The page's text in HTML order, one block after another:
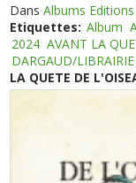
DansAlbums
Etiquettes: Album
2024 AVANT LA
DARGAUD/
LA QUETE DE